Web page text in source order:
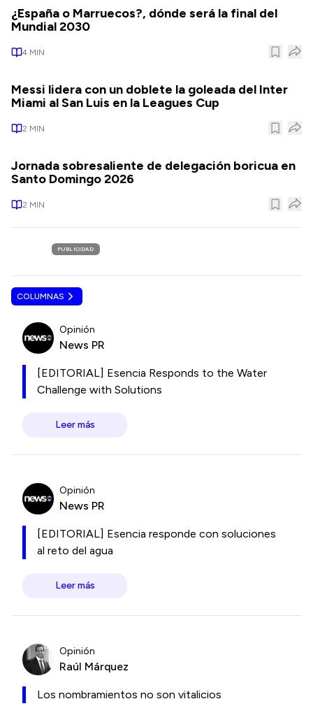
¿España o Marruecos?, dónde será la final del
Mundial 2030
4 MIN
Messi lidera con un doblete la goleada del Inter
Miami al San Luis en la Leagues Cup
2 MIN
Jornada sobresaliente de delegación boricua en
Santo Domingo 2026
2 MIN
PUBLICIDAD
COLUMNAS
Opinión
News PR
[EDITORIAL] Esencia Responds to the Water
Challenge with Solutions
Leer más
Opinión
News PR
[EDITORIAL] Esencia responde con soluciones
al reto del agua
Leer más
Opinión
Raúl Márquez
Los nombramientos no son vitalicios